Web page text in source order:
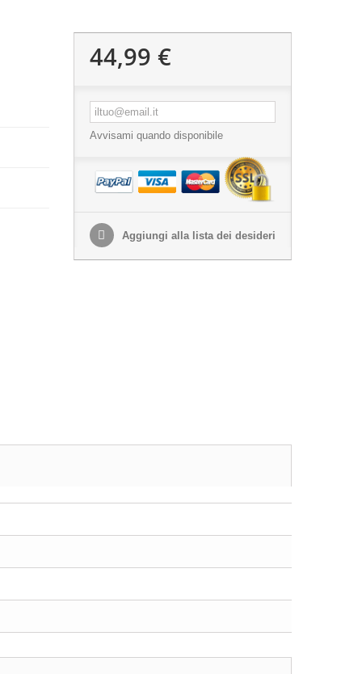
44,99 €
Avvisami quando disponibile
Aggiungi alla lista dei desideri